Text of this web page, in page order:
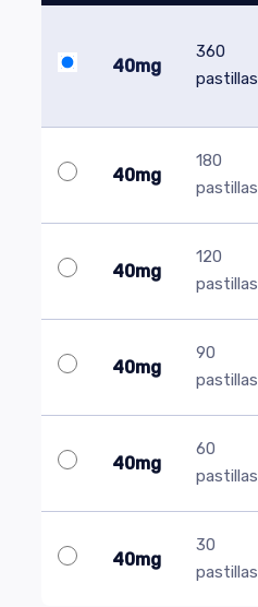
40mg
360
pastillas
40mg
180
pastillas
40mg
120
pastillas
40mg
90
pastillas
40mg
60
pastillas
40mg
30
pastillas